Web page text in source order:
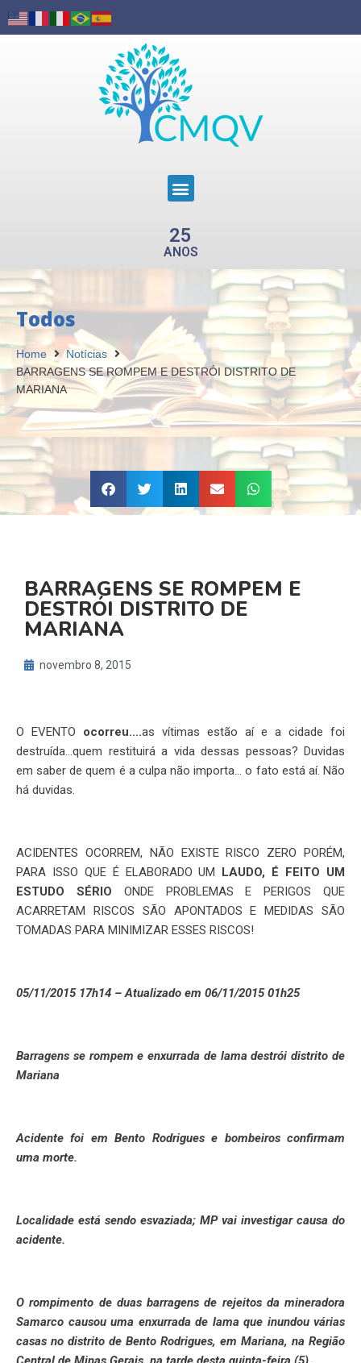
25
ANOS
Todos
Home
Notícias
BARRAGENS SE ROMPEM E DESTRÓI DISTRITO DE
MARIANA
BARRAGENS SE ROMPEM E
DESTRÓI DISTRITO DE
MARIANA
novembro 8, 2015
O EVENTO ocorreu….as vítimas estão aí e a cidade foi
destruída…quem restituirá a vida dessas pessoas? Duvidas
em saber de quem é a culpa não importa… o fato está aí. Não
há duvidas.
ACIDENTES OCORREM, NÃO EXISTE RISCO ZERO PORÉM,
PARA ISSO QUE É ELABORADO UM LAUDO, É FEITO UM
ESTUDO SÉRIO ONDE PROBLEMAS E PERIGOS QUE
ACARRETAM RISCOS SÃO APONTADOS E MEDIDAS SÃO
TOMADAS PARA MINIMIZAR ESSES RISCOS!
05/11/2015 17h14 – Atualizado em 06/11/2015 01h25
Barragens se rompem e enxurrada de lama destrói distrito de
Mariana
Acidente foi em Bento Rodrigues e bombeiros confirmam
uma morte.
Localidade está sendo esvaziada; MP vai investigar causa do
acidente.
O rompimento de duas barragens de rejeitos da mineradora
Samarco causou uma enxurrada de lama que inundou várias
casas no distrito de Bento Rodrigues, em Mariana, na Região